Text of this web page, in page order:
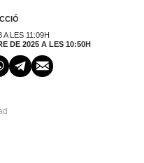
A LES 11:09H
DE 2025 A LES 10:50H